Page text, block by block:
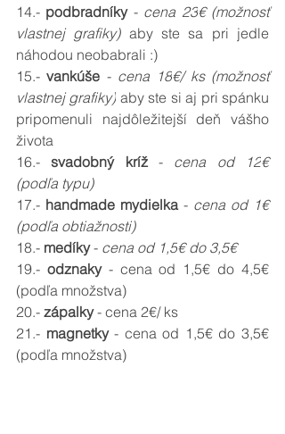
14.- podbradníky - cena 23€ (možnosť
vlastnej grafiky) aby ste sa pri jedle
náhodou neobabrali :)
15.- vankúše - cena 18€/ ks (možnosť
vlastnej grafiky) aby ste si aj pri spánku
pripomenuli najdôležitejší deň vášho
života
16.- svadobný kríž - cena od 12€
(podľa typu)
17.- handmade mydielka - cena od 1€
(podľa obtiažnosti)
18.- medíky - cena od 1,5€ do 3,5€
19.- odznaky - cena od 1,5€ do 4,5€
(podľa množstva)
20.- zápalky - cena 2€/ ks
21.- magnetky - cena od 1,5€ do 3,5€
(podľa množstva)